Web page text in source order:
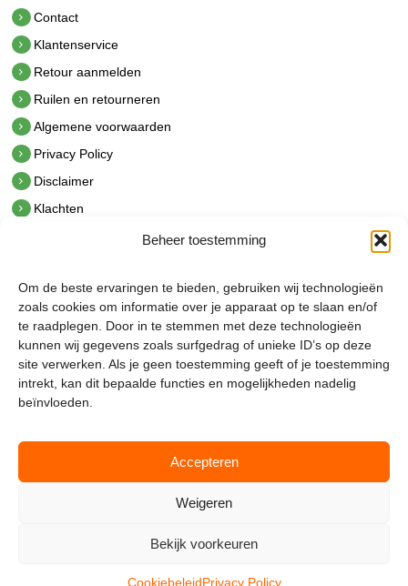
Beheer toestemming
Om de beste ervaringen te bieden, gebruiken wij technologieën
zoals cookies om informatie over je apparaat op te slaan en/of
te raadplegen. Door in te stemmen met deze technologieën
kunnen wij gegevens zoals surfgedrag of unieke ID’s op deze
site verwerken. Als je geen toestemming geeft of je toestemming
intrekt, kan dit bepaalde functies en mogelijkheden nadelig
beïnvloeden.
Accepteren
Weigeren
Bekijk voorkeuren
CookiebeleidPrivacy Policy
Contact
Klantenservice
Retour aanmelden
Ruilen en retourneren
Algemene voorwaarden
Privacy Policy
Disclaimer
Klachten
hetindustriehuis B.V.
De Hoek 1 1601 MR Enkhuizen
t.0228 53 00 40
e.info@hetindustriehuis.com
KVK 51483904
BTW NL850044522B01